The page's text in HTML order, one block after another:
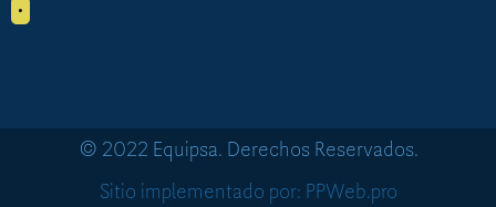
•
© 2022 Equipsa. Derechos Reservados.
Sitio implementado por: PPWeb.pro